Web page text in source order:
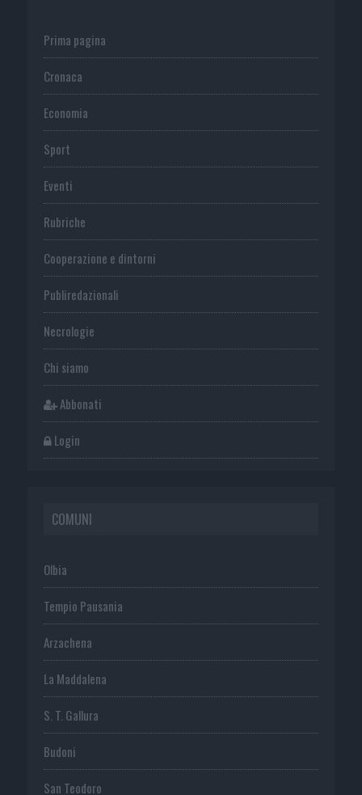
Prima pagina
Cronaca
Economia
Sport
Eventi
Rubriche
Cooperazione e dintorni
Publiredazionali
Necrologie
Chi siamo
Abbonati
Login
COMUNI
Olbia
Tempio Pausania
Arzachena
La Maddalena
S. T. Gallura
Budoni
San Teodoro